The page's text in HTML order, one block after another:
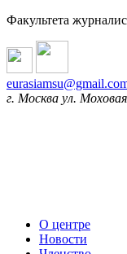
Факультета
г. Москва ул.
О центре
Новости